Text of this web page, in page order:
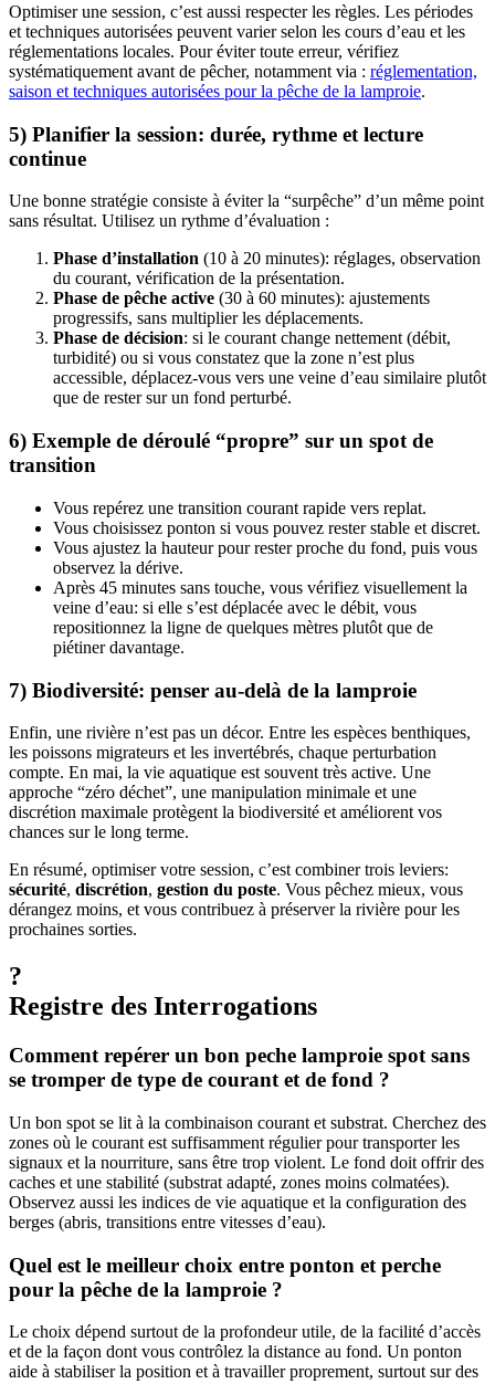
Optimiser une session, c’est aussi respecter les règles. Les périodes
et techniques autorisées peuvent varier selon les cours d’eau et les
réglementations locales. Pour éviter toute erreur, vérifiez
systématiquement avant de pêcher, notamment via : réglementation,
saison et techniques autorisées pour la pêche de la lamproie.
5) Planifier la session: durée, rythme et lecture
continue
Une bonne stratégie consiste à éviter la “surpêche” d’un même point
sans résultat. Utilisez un rythme d’évaluation :
Phase d’installation (10 à 20 minutes): réglages, observation
du courant, vérification de la présentation.
Phase de pêche active (30 à 60 minutes): ajustements
progressifs, sans multiplier les déplacements.
Phase de décision: si le courant change nettement (débit,
turbidité) ou si vous constatez que la zone n’est plus
accessible, déplacez-vous vers une veine d’eau similaire plutôt
que de rester sur un fond perturbé.
6) Exemple de déroulé “propre” sur un spot de
transition
Vous repérez une transition courant rapide vers replat.
Vous choisissez ponton si vous pouvez rester stable et discret.
Vous ajustez la hauteur pour rester proche du fond, puis vous
observez la dérive.
Après 45 minutes sans touche, vous vérifiez visuellement la
veine d’eau: si elle s’est déplacée avec le débit, vous
repositionnez la ligne de quelques mètres plutôt que de
piétiner davantage.
7) Biodiversité: penser au-delà de la lamproie
Enfin, une rivière n’est pas un décor. Entre les espèces benthiques,
les poissons migrateurs et les invertébrés, chaque perturbation
compte. En mai, la vie aquatique est souvent très active. Une
approche “zéro déchet”, une manipulation minimale et une
discrétion maximale protègent la biodiversité et améliorent vos
chances sur le long terme.
En résumé, optimiser votre session, c’est combiner trois leviers:
sécurité, discrétion, gestion du poste. Vous pêchez mieux, vous
dérangez moins, et vous contribuez à préserver la rivière pour les
prochaines sorties.
?
Registre des Interrogations
Comment repérer un bon peche lamproie spot sans
se tromper de type de courant et de fond ?
Un bon spot se lit à la combinaison courant et substrat. Cherchez des
zones où le courant est suffisamment régulier pour transporter les
signaux et la nourriture, sans être trop violent. Le fond doit offrir des
caches et une stabilité (substrat adapté, zones moins colmatées).
Observez aussi les indices de vie aquatique et la configuration des
berges (abris, transitions entre vitesses d’eau).
Quel est le meilleur choix entre ponton et perche
pour la pêche de la lamproie ?
Le choix dépend surtout de la profondeur utile, de la facilité d’accès
et de la façon dont vous contrôlez la distance au fond. Un ponton
aide à stabiliser la position et à travailler proprement, surtout sur des